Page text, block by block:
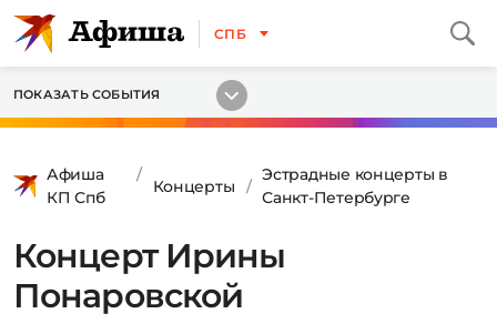
СПБ
ПОКАЗАТЬ СОБЫТИЯ
Афиша
КП Спб
Концерты
Эстрадные концерты в
Санкт-Петербурге
Концерт Ирины
Понаровской